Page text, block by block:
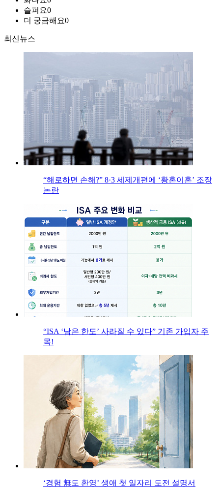
슬퍼요0
더 궁금해요0
최신뉴스
“해로하면 손해?” 8·3 세제개편에 ‘황혼이혼’ 조장
논란
“ISA ‘남은 한도’ 사라질 수 있다” 기존 가입자 주
목!
‘경험 無도 환영’ 생애 첫 일자리 도전 설명서